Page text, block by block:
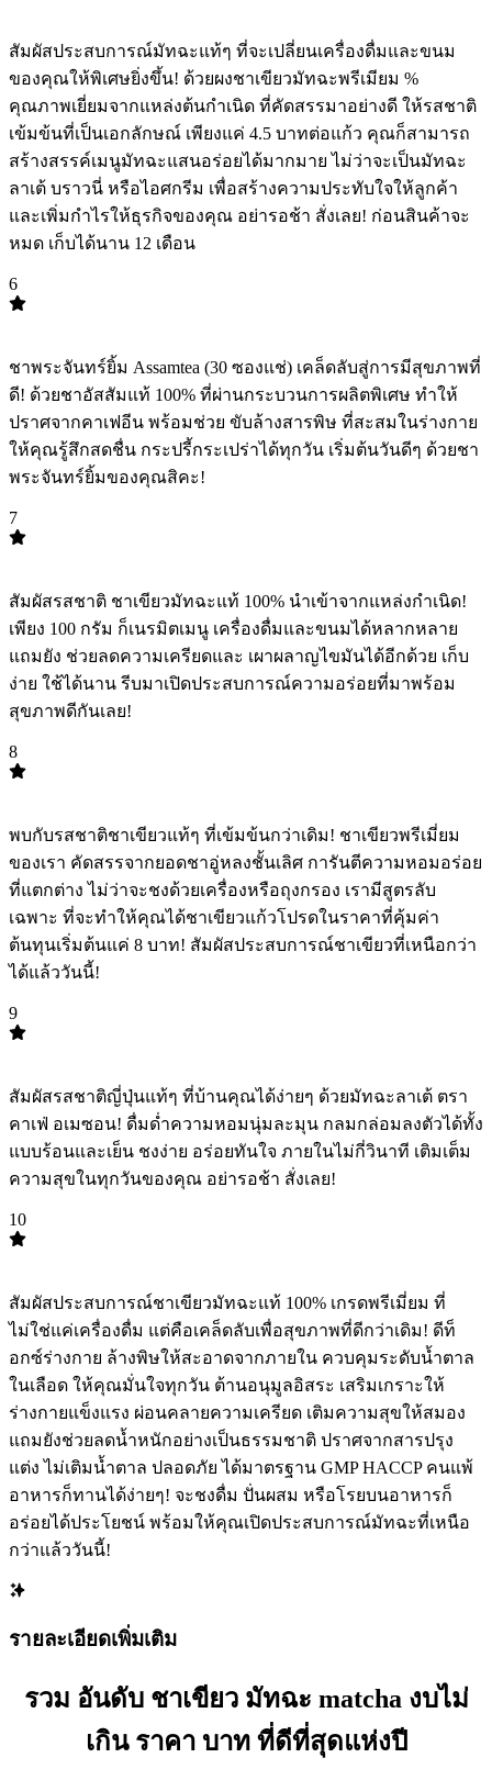
สัมผัสประสบการณ์มัทฉะแท้ๆ ที่จะเปลี่ยนเครื่องดื่มและขนม
ของคุณให้พิเศษยิ่งขึ้น! ด้วยผงชาเขียวมัทฉะพรีเมียม %
คุณภาพเยี่ยมจากแหล่งต้นกำเนิด ที่คัดสรรมาอย่างดี ให้รสชาติ
เข้มข้นที่เป็นเอกลักษณ์ เพียงแค่ 4.5 บาทต่อแก้ว คุณก็สามารถ
สร้างสรรค์เมนูมัทฉะแสนอร่อยได้มากมาย ไม่ว่าจะเป็นมัทฉะ
ลาเต้ บราวนี่ หรือไอศกรีม เพื่อสร้างความประทับใจให้ลูกค้า
และเพิ่มกำไรให้ธุรกิจของคุณ อย่ารอช้า สั่งเลย! ก่อนสินค้าจะ
หมด เก็บได้นาน 12 เดือน ️
6
ชาพระจันทร์ยิ้ม Assamtea (30 ซองแช่) เคล็ดลับสู่การมีสุขภาพที่
ดี! ด้วยชาอัสสัมแท้ 100% ที่ผ่านกระบวนการผลิตพิเศษ ทำให้
ปราศจากคาเฟอีน พร้อมช่วย ขับล้างสารพิษ ที่สะสมในร่างกาย
ให้คุณรู้สึกสดชื่น กระปรี้กระเปร่าได้ทุกวัน เริ่มต้นวันดีๆ ด้วยชา
พระจันทร์ยิ้มของคุณสิคะ!
7
สัมผัสรสชาติ ชาเขียวมัทฉะแท้ 100% นำเข้าจากแหล่งกำเนิด!
เพียง 100 กรัม ก็เนรมิตเมนู เครื่องดื่มและขนมได้หลากหลาย
แถมยัง ช่วยลดความเครียดและ เผาผลาญไขมันได้อีกด้วย เก็บ
ง่าย ใช้ได้นาน รีบมาเปิดประสบการณ์ความอร่อยที่มาพร้อม
สุขภาพดีกันเลย!
8
พบกับรสชาติชาเขียวแท้ๆ ที่เข้มข้นกว่าเดิม! ชาเขียวพรีเมี่ยม
ของเรา คัดสรรจากยอดชาอู่หลงชั้นเลิศ การันตีความหอมอร่อย
ที่แตกต่าง ไม่ว่าจะชงด้วยเครื่องหรือถุงกรอง เรามีสูตรลับ
เฉพาะ ที่จะทำให้คุณได้ชาเขียวแก้วโปรดในราคาที่คุ้มค่า
ต้นทุนเริ่มต้นแค่ 8 บาท! สัมผัสประสบการณ์ชาเขียวที่เหนือกว่า
ได้แล้ววันนี้!
9
สัมผัสรสชาติญี่ปุ่นแท้ๆ ที่บ้านคุณได้ง่ายๆ ด้วยมัทฉะลาเต้ ตรา
คาเฟ่ อเมซอน! ดื่มด่ำความหอมนุ่มละมุน กลมกล่อมลงตัวได้ทั้ง
แบบร้อนและเย็น ชงง่าย อร่อยทันใจ ภายในไม่กี่วินาที เติมเต็ม
ความสุขในทุกวันของคุณ อย่ารอช้า สั่งเลย!
10
สัมผัสประสบการณ์ชาเขียวมัทฉะแท้ 100% เกรดพรีเมี่ยม ที่
ไม่ใช่แค่เครื่องดื่ม แต่คือเคล็ดลับเพื่อสุขภาพที่ดีกว่าเดิม! ดีท็
อกซ์ร่างกาย ล้างพิษให้สะอาดจากภายใน ควบคุมระดับน้ำตาล
ในเลือด ให้คุณมั่นใจทุกวัน ️ต้านอนุมูลอิสระ เสริมเกราะให้
ร่างกายแข็งแรง ผ่อนคลายความเครียด เติมความสุขให้สมอง
แถมยังช่วยลดน้ำหนักอย่างเป็นธรรมชาติ ปราศจากสารปรุง
แต่ง ไม่เติมน้ำตาล ปลอดภัย ได้มาตรฐาน GMP HACCP คนแพ้
อาหารก็ทานได้ง่ายๆ! จะชงดื่ม ปั่นผสม หรือโรยบนอาหารก็
อร่อยได้ประโยชน์ พร้อมให้คุณเปิดประสบการณ์มัทฉะที่เหนือ
กว่าแล้ววันนี้!
รายละเอียดเพิ่มเติม
รวม อันดับ ชาเขียว มัทฉะ matcha งบไม่
เกิน ราคา บาท ที่ดีที่สุดแห่งปี